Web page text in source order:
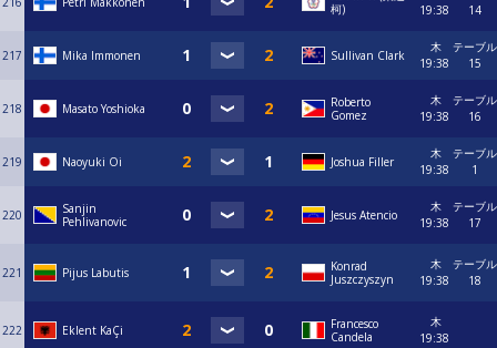
柯)
19:38
14
217 Mika Immonen Sullivan Clark
木
19:38
テーブル
15
218 Masato Yoshioka
Roberto
Gomez
木
19:38
テーブル
16
219 Naoyuki Oi Joshua Filler
木
19:38
テーブル
1
220
Sanjin
Pehlivanovic
Jesus Atencio
木
19:38
テーブル
17
221 Pijus Labutis
Konrad
Juszczyszyn
木
19:38
テーブル
18
222 Eklent KaÇi
Francesco
Candela
木
19:38